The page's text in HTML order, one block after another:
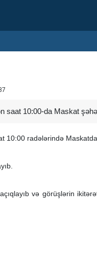
saat 10:00-da Maskat
10:00 radələrində
və görüşlərin